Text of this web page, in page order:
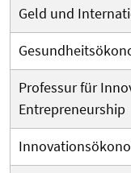
Geld und
Professur für
Entrepreneurship